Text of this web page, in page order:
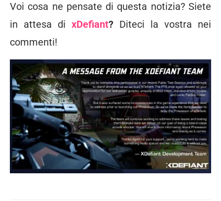
Voi cosa ne pensate di questa notizia? Siete
in attesa di xDefiant? Diteci la vostra nei
commenti!